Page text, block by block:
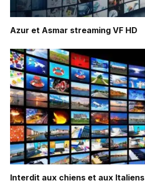
Azur et Asmar streaming VF HD
Interdit aux chiens et aux Italiens